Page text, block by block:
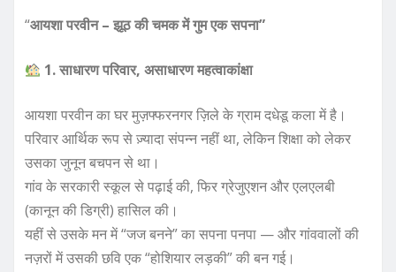
“आयशा परवीन – झूठ की चमक में गुम एक सपना”
1. साधारण परिवार, असाधारण महत्वाकांक्षा
आयशा परवीन का घर मुज़फ्फरनगर ज़िले के ग्राम दधेडू कला में है।
परिवार आर्थिक रूप से ज़्यादा संपन्न नहीं था, लेकिन शिक्षा को लेकर
उसका जुनून बचपन से था।
गांव के सरकारी स्कूल से पढ़ाई की, फिर ग्रेजुएशन और एलएलबी
(कानून की डिग्री) हासिल की।
यहीं से उसके मन में “जज बनने” का सपना पनपा — और गांववालों की
नज़रों में उसकी छवि एक “होशियार लड़की” की बन गई।